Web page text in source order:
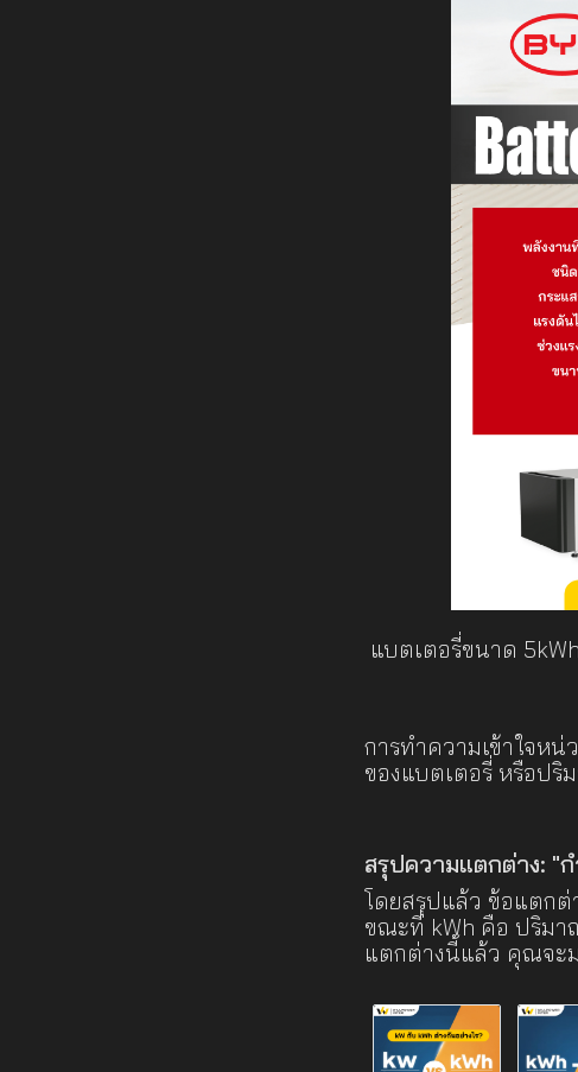
แบตเตอรี่ขนาด
การทำความเข้าใจหน่
ของแบตเตอรี่ หรือปริ
สรุปความแตกต่าง: "
โดยสรุปแล้ว ข้อแตก
ขณะที่ kWh คือ ปริมา
แตกต่างนี้แล้ว คุณจะม